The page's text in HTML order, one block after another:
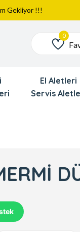
?
Favoriler
El Aletleri
Servis